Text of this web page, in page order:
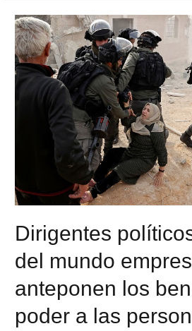
Dirigentes
del mundo
anteponen los
poder a las